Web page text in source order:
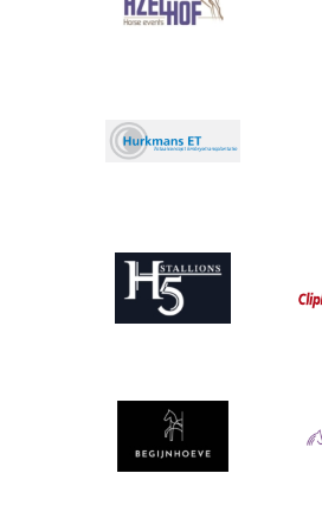
Afbeelding
Afbeelding
Afbeelding